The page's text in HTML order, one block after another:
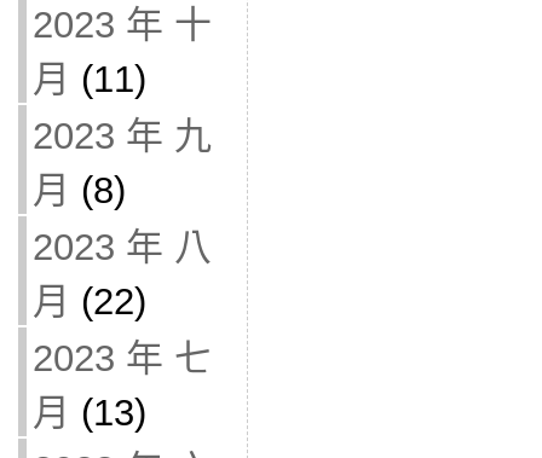
2023 年 十
月 (11)
2023 年 九
月 (8)
2023 年 八
月 (22)
2023 年 七
月 (13)